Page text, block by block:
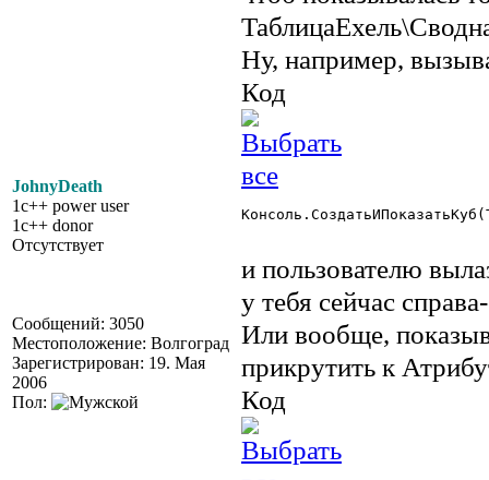
JohnyDeath
1c++ power user
1c++ donor
Отсутствует
Сообщений: 3050
Местоположение: Волгоград
Зарегистрирован: 19. Мая
2006
Пол:
Ну, например,
Код
и пользователю
у тебя сейчас
Или вообще,
прикрутить к
Код